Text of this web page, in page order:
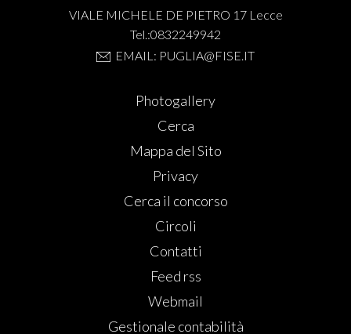
VIALE MICHELE DE PIETRO 17 Lecce
Tel.:0832249942
EMAIL: PUGLIA@FISE.IT
Photogallery
Cerca
Mappa del Sito
Privacy
Cerca il concorso
Circoli
Contatti
Feed rss
Webmail
Gestionale contabilità